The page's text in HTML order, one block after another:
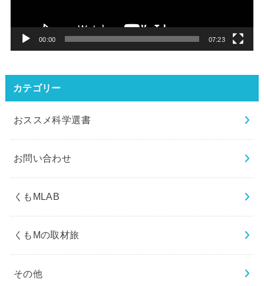
00:00 07:23
カテゴリー
おススメ科学選書
お問い合わせ
くもMLAB
くもMの取材旅
その他